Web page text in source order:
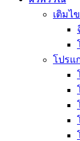
เติมไ
โปรแ